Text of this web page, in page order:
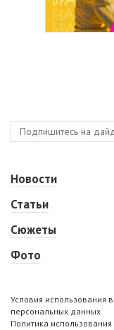
Новости
Статьи
Сюжеты
Фото
Условия использования
персональных данных
Политика